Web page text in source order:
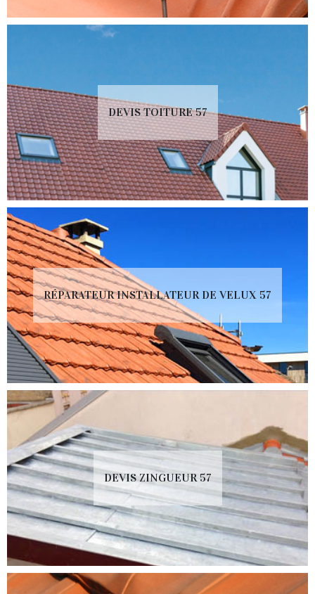
DEVIS TOITURE 57
RÉPARATEUR INSTALLATEUR DE VELUX 57
DEVIS ZINGUEUR 57